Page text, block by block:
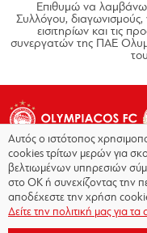
Επιθυμώ να λαμβάνω
Συλλόγου, διαγωνισμούς,
εισιτηρίων και τις
συνεργατών της ΠΑΕ
Copyright © 2026 -
Όροι χρήσης|Πολιτική
Αυτός ο ιστότοπος
cookies τρίτων μερών για
βελτιωμένων υπηρεσιών
στο OK ή συνεχίζοντας την
αποδέχεστε την χρήση
Δείτε την πολιτική μας για